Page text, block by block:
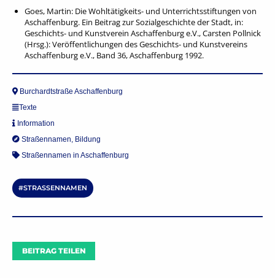
Goes, Martin: Die Wohltätigkeits- und Unterrichtsstiftungen von
Aschaffenburg. Ein Beitrag zur Sozialgeschichte der Stadt, in:
Geschichts- und Kunstverein Aschaffenburg e.V., Carsten Pollnick
(Hrsg.): Veröffentlichungen des Geschichts- und Kunstvereins
Aschaffenburg e.V., Band 36, Aschaffenburg 1992.
Burchardtstraße Aschaffenburg
Texte
Information
Straßennamen, Bildung
Straßennamen in Aschaffenburg
STRASSENNAMEN
BEITRAG TEILEN